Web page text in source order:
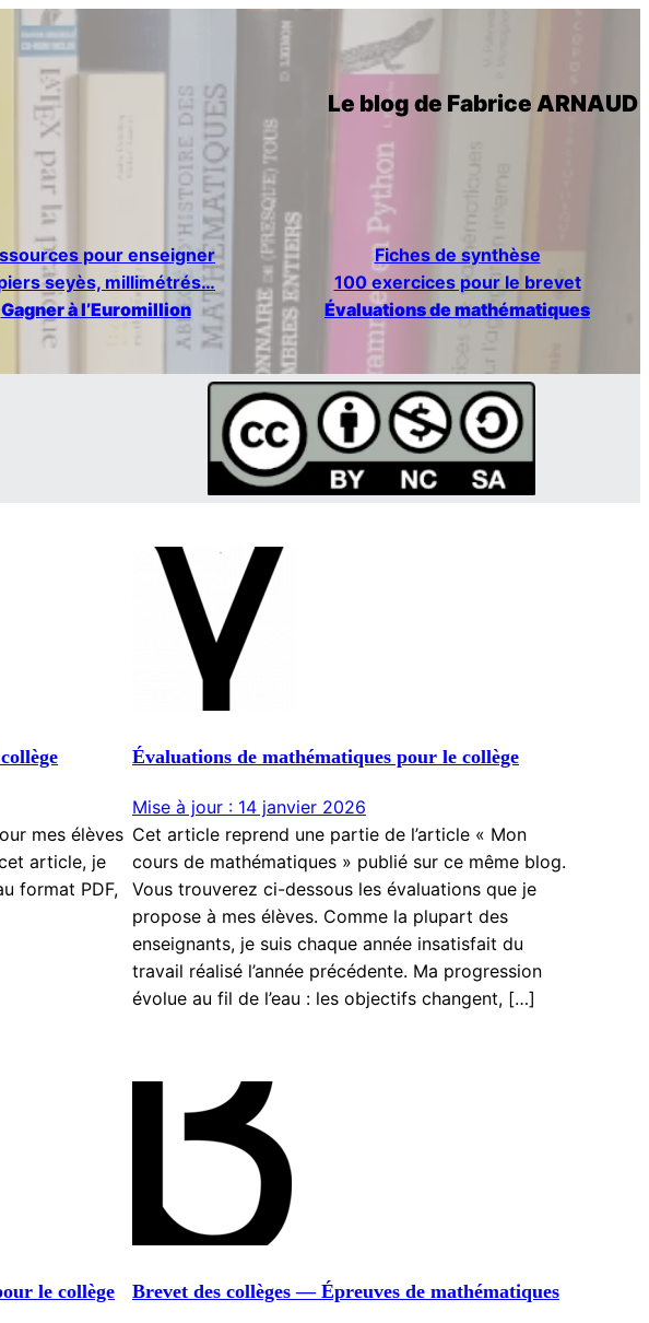
Le blog de Fabrice ARNAUD
pour enseigner
seyès, millimétrés…
Gagner à l’Euromillion
Fiches de synthèse
100 exercices pour le brevet
Évaluations de mathématiques
mes élèves
article, je
format PDF,
Évaluations de mathématiques pour le collège
Mise à jour : 14 janvier 2026
Cet article reprend une partie de l’article « Mon
cours de mathématiques » publié sur ce même blog.
Vous trouverez ci-dessous les évaluations que je
propose à mes élèves. Comme la plupart des
enseignants, je suis chaque année insatisfait du
travail réalisé l’année précédente. Ma progression
évolue au fil de l’eau : les objectifs changent, […]
le collège
Brevet des collèges — Épreuves de mathématiques